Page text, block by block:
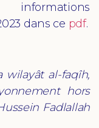
dans ce pdf.
wilayât al-faqîh,
hors
Fadlallah